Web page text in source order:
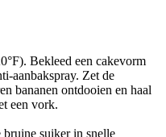
Bekleed een cakevorm
aanbakspray. Zet de
bananen ontdooien en haal
een vork.
suiker in snelle